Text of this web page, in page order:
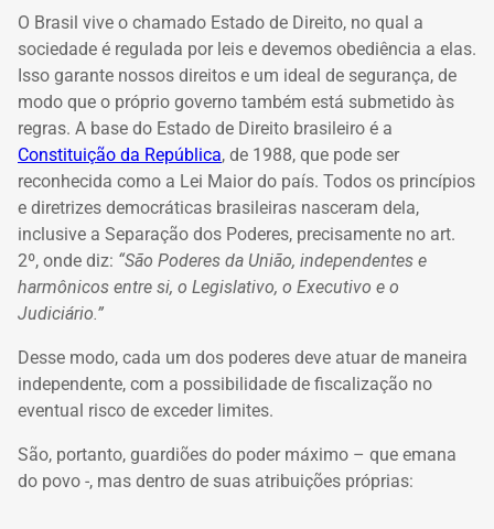
O Brasil vive o chamado Estado de Direito, no qual a
sociedade é regulada por leis e devemos obediência a elas.
Isso garante nossos direitos e um ideal de segurança, de
modo que o próprio governo também está submetido às
regras. A base do Estado de Direito brasileiro é a
Constituição da República, de 1988, que pode ser
reconhecida como a Lei Maior do país. Todos os princípios
e diretrizes democráticas brasileiras nasceram dela,
inclusive a Separação dos Poderes, precisamente no art.
2º, onde diz: “São Poderes da União, independentes e
harmônicos entre si, o Legislativo, o Executivo e o
Judiciário.”
Desse modo, cada um dos poderes deve atuar de maneira
independente, com a possibilidade de fiscalização no
eventual risco de exceder limites.
São, portanto, guardiões do poder máximo – que emana
do povo -, mas dentro de suas atribuições próprias: